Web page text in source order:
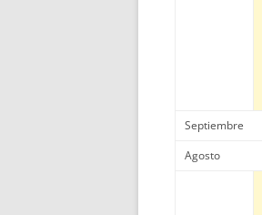
Septiembre
Agosto